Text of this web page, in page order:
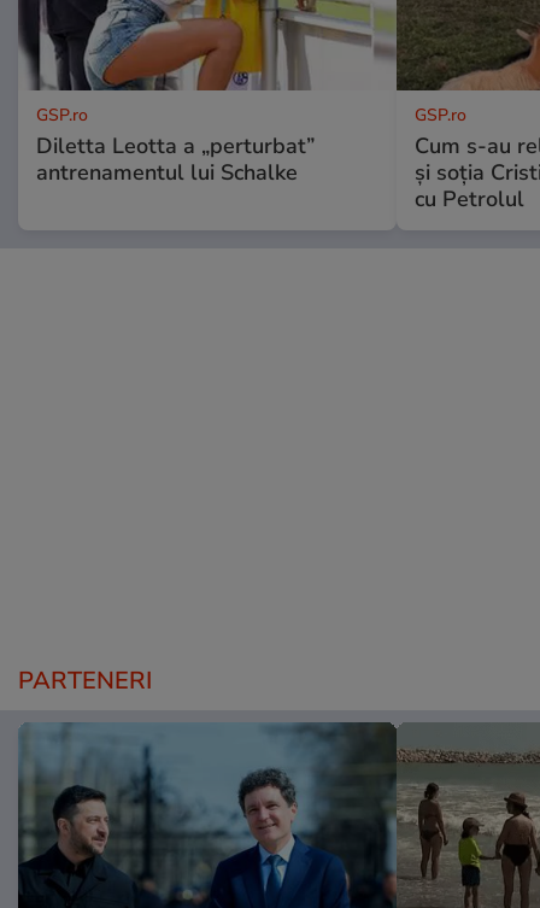
GSP.ro
Diletta Leotta a „perturbat”
antrenamentul lui Schalke
GSP.ro
Cum s-au
și soția
cu Petrolul
PARTENERI